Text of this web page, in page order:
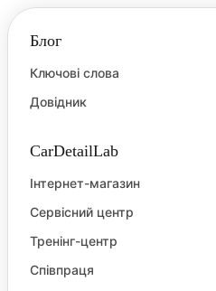
Блог
Ключові слова
Довідник
CarDetailLab
Інтернет-магазин
Сервісний центр
Тренінг-центр
Співпраця